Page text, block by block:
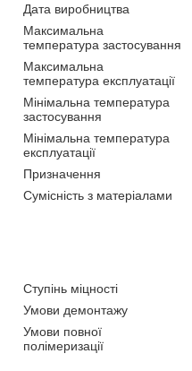
Дата виробництва
Максимальна
температура застосування
Максимальна
температура експлуатації
Мінімальна температура
застосування
Мінімальна температура
експлуатації
Призначення
Сумісність з матеріалами
Ступінь міцності
Умови демонтажу
Умови повної
полімеризації